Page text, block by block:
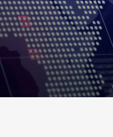
et procédure concernant l’IA